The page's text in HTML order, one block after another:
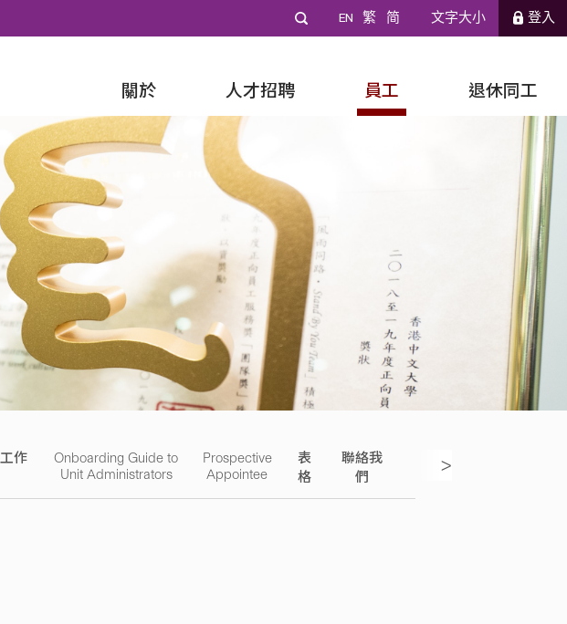
EN 繁 简 文字大小 登入
關於 人才招聘 員工 退休同工
>
作
Onboarding Guide to
Unit Administrators
Prospective
Appointee
表
格
聯絡我
們